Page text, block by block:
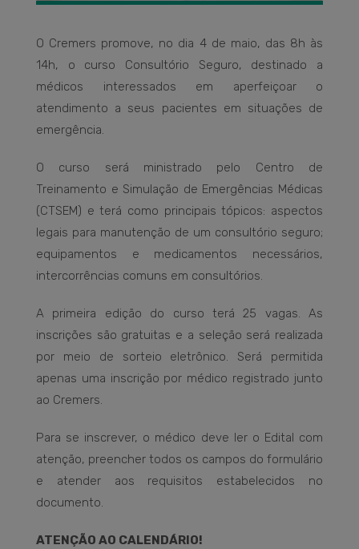
O Cremers promove, no dia 4 de maio, das 8h às
14h, o curso Consultório Seguro, destinado a
médicos interessados em aperfeiçoar o
atendimento a seus pacientes em situações de
emergência.
O curso será ministrado pelo Centro de
Treinamento e Simulação de Emergências Médicas
(CTSEM) e terá como principais tópicos: aspectos
legais para manutenção de um consultório seguro;
equipamentos e medicamentos necessários,
intercorrências comuns em consultórios.
A primeira edição do curso terá 25 vagas. As
inscrições são gratuitas e a seleção será realizada
por meio de sorteio eletrônico. Será permitida
apenas uma inscrição por médico registrado junto
ao Cremers.
Para se inscrever, o médico deve ler o Edital com
atenção, preencher todos os campos do formulário
e atender aos requisitos estabelecidos no
documento.
ATENÇÃO AO CALENDÁRIO!